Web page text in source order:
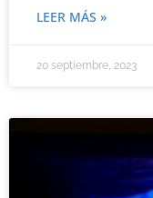
LEER MÁS »
20 septiembre, 2023